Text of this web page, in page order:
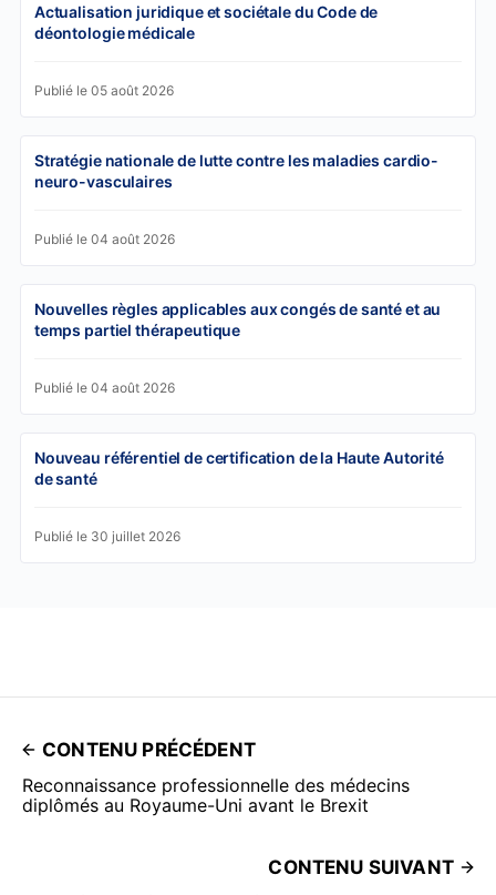
Actualisation juridique et sociétale du Code de
déontologie médicale
Publié le 05 août 2026
Stratégie nationale de lutte contre les maladies cardio-
neuro-vasculaires
Publié le 04 août 2026
Nouvelles règles applicables aux congés de santé et au
temps partiel thérapeutique
Publié le 04 août 2026
Nouveau référentiel de certification de la Haute Autorité
de santé
Publié le 30 juillet 2026
CONTENU PRÉCÉDENT
Reconnaissance professionnelle des médecins
diplômés au Royaume-Uni avant le Brexit
CONTENU SUIVANT